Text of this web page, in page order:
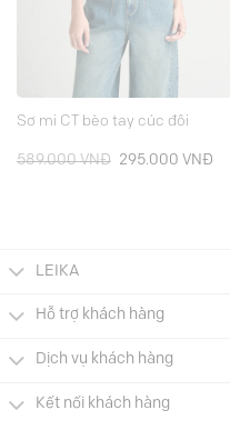
Sơ mi CT bèo tay cúc đôi
589.000VNĐ
Giá
295.000 VNĐGiá
LEIKA
Hỗ trợ khách hàng
Dịch vụ khách hàng
Kết nối khách hàng